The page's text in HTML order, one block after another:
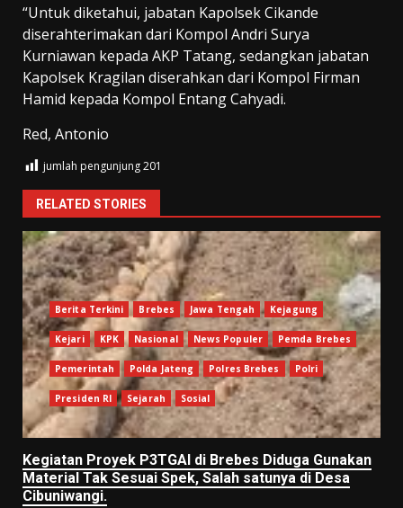
“Untuk diketahui, jabatan Kapolsek Cikande
diserahterimakan dari Kompol Andri Surya
Kurniawan kepada AKP Tatang, sedangkan jabatan
Kapolsek Kragilan diserahkan dari Kompol Firman
Hamid kepada Kompol Entang Cahyadi.
Red, Antonio
jumlah pengunjung201
RELATED STORIES
Berita Terkini Brebes Jawa Tengah Kejagung
Kejari KPK Nasional News Populer Pemda Brebes
Pemerintah Polda Jateng Polres Brebes Polri
Presiden RI Sejarah Sosial
Kegiatan Proyek P3TGAI di Brebes Diduga Gunakan
Material Tak Sesuai Spek, Salah satunya di Desa
Cibuniwangi.